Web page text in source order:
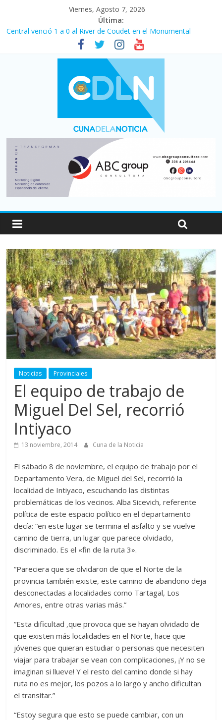
Viernes, Agosto 7, 2026
Última:
Central venció 1 a 0 al River de Coudet en el Monumental
La morosidad alcanzó su nivel más alto en dos décadas y ya
afecta a 400 mil deudores en Santa Fe
Desde que asumió Milei cerraron 41.000 kioscos: el sector
denuncia crisis como en 2001
Vacaciones de invierno con más movimiento y consumo
turístico: 4,6 millones de personas viajaron por el país, un 5,9%
Fuerte caída de la venta de autos usados en julio: bajó un 12,6%
Noticias Provinciales
El equipo de trabajo de
Miguel Del Sel, recorrió
Intiyaco
13 noviembre, 2014 Cuna de la Noticia
El sábado 8 de noviembre, el equipo de trabajo por el
Departamento Vera, de Miguel del Sel, recorrió la
localidad de Intiyaco, escuchando las distintas
problemáticas de los vecinos. Alba Sicevich, referente
política de este espacio político en el departamento
decía: “en este lugar se termina el asfalto y se vuelve
camino de tierra, un lugar que parece olvidado,
discriminado. Es el «fin de la ruta 3».
“Pareciera que se olvidaron de que el Norte de la
provincia también existe, este camino de abandono deja
desconectadas a localidades como Tartagal, Los
Amores, entre otras varias más.”
“Esta dificultad ,que provoca que se hayan olvidado de
que existen más localidades en el Norte, hace que
jóvenes que quieran estudiar o personas que necesiten
viajar para trabajar se vean con complicaciones, ¡Y no se
imaginan si llueve! Y el resto del camino donde si hay
ruta no es mejor, los pozos a lo largo y ancho dificultan
el transitar.”
“Estoy segura que esto se puede cambiar, con un